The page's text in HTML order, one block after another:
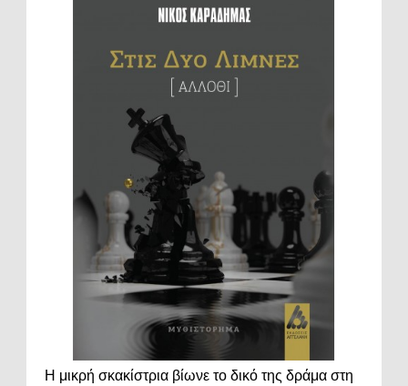
Η μικρή σκακίστρια βίωνε το δικό της δράμα στη